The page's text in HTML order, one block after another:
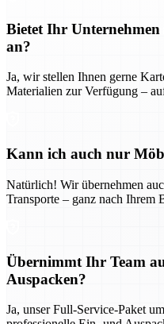
Bietet Ihr
an?
Ja, wir stellen Ihnen gerne
Materialien zur Verfügung –
Kann ich auch nur
Natürlich! Wir übernehmen
Transporte – ganz nach Ihrem
Übernimmt Ihr Team
Auspacken?
Ja, unser Full-Service-Paket